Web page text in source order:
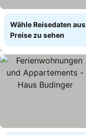
Wähle Reisedaten
Preise zu sehen